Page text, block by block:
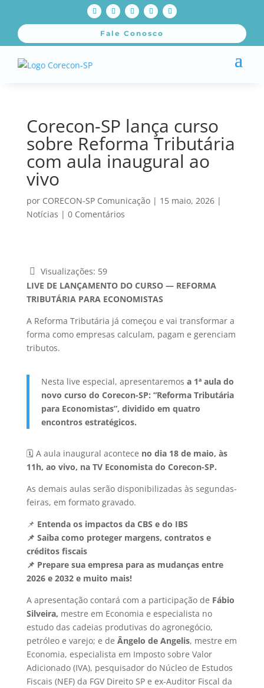
Fale Conosco
Corecon-SP lança curso
sobre Reforma Tributária
com aula inaugural ao
vivo
por CORECON-SP Comunicação| 15 maio, 2026|
Notícias | 0 Comentários
Visualizações: 59
LIVE DE LANÇAMENTO DO CURSO — REFORMA
TRIBUTÁRIA PARA ECONOMISTAS
A Reforma Tributária já começou e vai transformar a
forma como empresas calculam, pagam e gerenciam
tributos.
Nesta live especial, apresentaremos a 1ª aula do
novo curso do Corecon-SP: “Reforma Tributária
para Economistas”, dividido em quatro
encontros estratégicos.
🗓️ A aula inaugural acontece no dia 18 de maio, às
11h, ao vivo, na TV Economista do Corecon-SP.
As demais aulas serão disponibilizadas às segundas-
feiras, em formato gravado.
📌 Entenda os impactos da CBS e do IBS
📌 Saiba como proteger margens, contratos e
créditos fiscais
📌 Prepare sua empresa para as mudanças entre
2026 e 2032 e muito mais!
A apresentação contará com a participação de Fábio
Silveira, mestre em Economia e especialista no
estudo das cadeias produtivas do agronegócio,
petróleo e varejo; e de Ângelo de Angelis, mestre em
Economia, especialista em Imposto sobre Valor
Adicionado (IVA), pesquisador do Núcleo de Estudos
Fiscais (NEF) da FGV Direito SP e ex-Auditor Fiscal da